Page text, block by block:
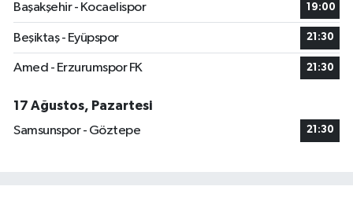
Başakşehir - Kocaelispor
19:00
Beşiktaş - Eyüpspor 21:30
Amed - Erzurumspor FK 21:30
17 Ağustos, Pazartesi
Samsunspor - Göztepe
21:30